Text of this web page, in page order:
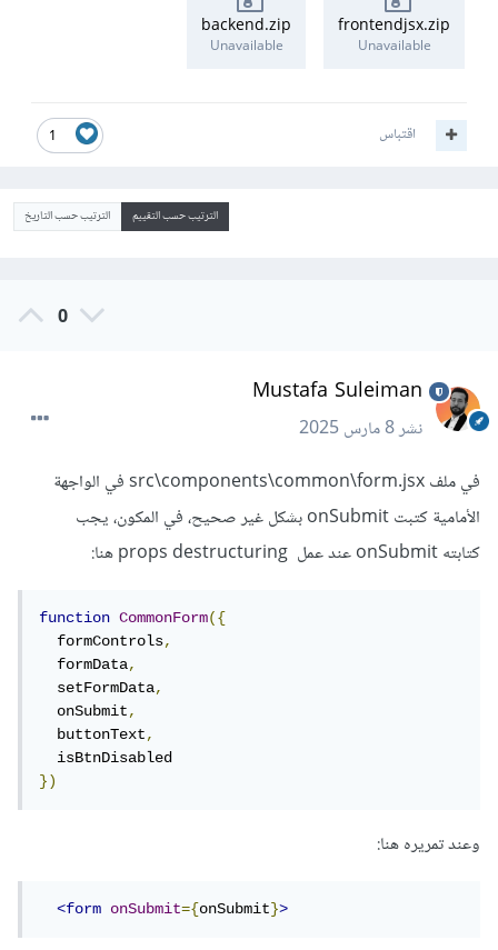
frontendjsx.zip
Unavailable
backend.zip
Unavailable
1 اقتباس
الترتيب حسب التقييم الترتيب حسب التاريخ
0
Mustafa Suleiman
نشر8 مارس 2025
في ملف src\components\common\form.jsx في الواجهة
الأمامية كتبت onSubmit بشكل غير صحيح، في المكون، يجب
كتابته onSubmit عند عمل props destructuring هنا:
function CommonForm({
  formControls
,
  formData
,
  setFormData
,
  onSubmit
,
  buttonText
,
})
وعند تمريره هنا:
<form onSubmit={onSubmit}>